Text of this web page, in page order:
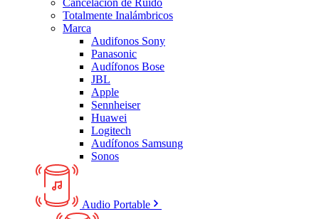
Totalmente Inalámbricos
Marca
Audifonos Sony
Panasonic
Audífonos Bose
JBL
Apple
Sennheiser
Huawei
Logitech
Audífonos Samsung
Sonos
Audio Portable